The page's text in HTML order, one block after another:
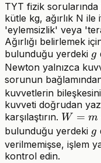
TYT fizik sorularında
kütle kg, ağırlık N ile
'eylemsizlik' veya
Ağırlığı belirlemek
bulunduğu yerdeki g
g
Newton yalnızca
sorunun bağlamından
kuvvetlerin
kuvveti doğrudan
karşılaştırın.
g
W = m
bulunduğu yerdeki g
g
verilmemişse, işlem
kontrol edin.